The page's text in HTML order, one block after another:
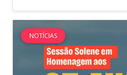
NOTÍCIAS